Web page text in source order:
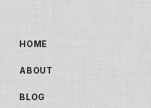
HOME
ABOUT
BLOG